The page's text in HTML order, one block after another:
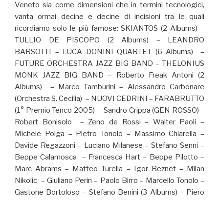
Veneto sia come dimensioni che in termini tecnologici,
vanta ormai decine e decine di incisioni tra le quali
ricordiamo solo le più famose: SKIANTOS (2 Albums) –
TULLIO DE PISCOPO (2 Albums) – LEANDRO
BARSOTTI – LUCA DONINI QUARTET (6 Albums) –
FUTURE ORCHESTRA JAZZ BIG BAND – THELONIUS
MONK JAZZ BIG BAND – Roberto Freak Antoni (2
Albums) – Marco Tamburini – Alessandro Carbonare
(Orchestra S. Cecilia) – NUOVI CEDRINI – FARABRUTTO
(1° Premio Tenco 2005) – Sandro Crippa (GEN ROSSO) –
Robert Bonisolo – Zeno de Rossi – Walter Paoli –
Michele Polga – Pietro Tonolo – Massimo Chiarella –
Davide Regazzoni – Luciano Milanese – Stefano Senni –
Beppe Calamosca – Francesca Hart – Beppe Pilotto –
Marc Abrams – Matteo Turella – Igor Beznet – Milan
Nikolic – Giuliano Perin – Paolo Birro – Marcello Tonolo –
Gastone Bortoloso – Stefano Benini (3 Albums) – Piero